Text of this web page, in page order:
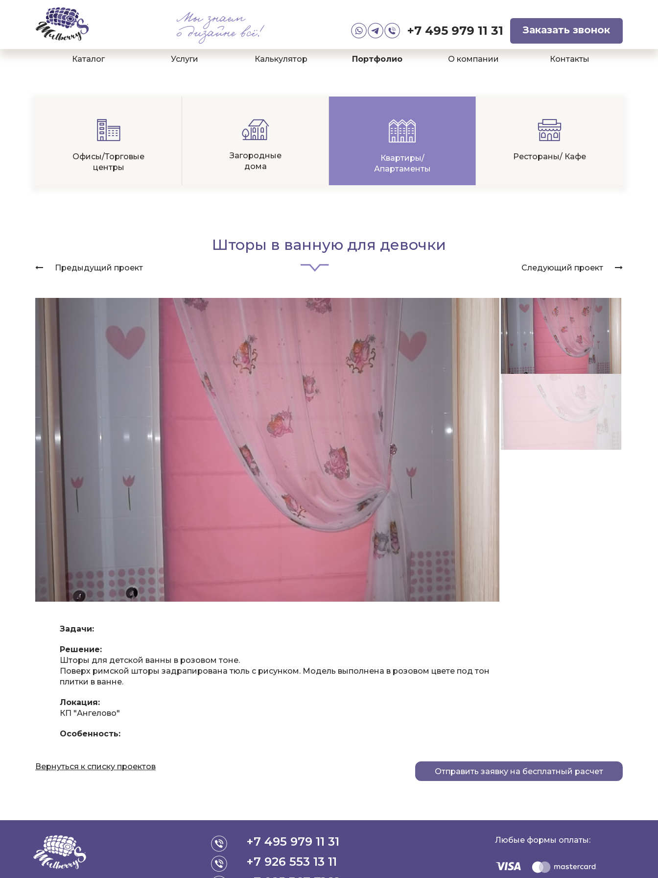
Мы знаем
о дизайне всё!
+7 495 979 11 31 Заказать звонок
Каталог Услуги Калькулятор Портфолио О компании Контакты
Офисы/Торговые
центры
Загородные
дома
Квартиры/
Апартаменты
Рестораны/ Кафе
Шторы в ванную для девочки
Предыдущий проект Следующий проект
Задачи:
Решение:
Шторы для детской ванны в розовом тоне.
Поверх римской шторы задрапирована тюль с рисунком. Модель выполнена в розовом цвете под тон
плитки в ванне.
Локация:
КП "Ангелово"
Особенность:
Вернуться к списку проектов
Отправить заявку на бесплатный расчет
+7 495 979 11 31
+7 926 553 13 11
Любые формы оплаты: